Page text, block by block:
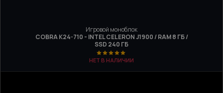
Игровой моноблок
COBRA K24-710 - INTEL CELERON J1900 / RAM 8 ГБ /
SSD 240 ГБ
НЕТ В НАЛИЧИИ